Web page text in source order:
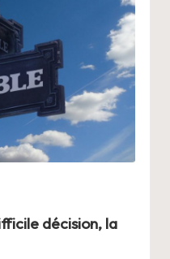
décision, la